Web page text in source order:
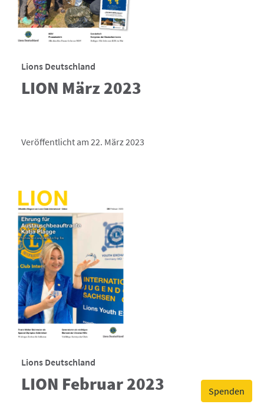
Spenden
Lions Deutschland
LION März 2023
Veröffentlicht am 22. März 2023
Lions Deutschland
LION Februar 2023